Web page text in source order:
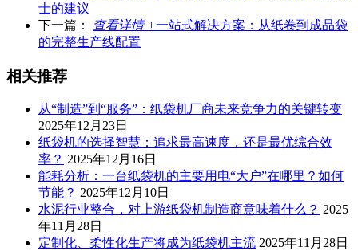
士的建议
下一篇：
查看详情 +一站式解决方案：从纸卷到成品袋
的完整生产线配置
相关推荐
从“制造”到“服务”：纸袋机厂商未来竞争力的关键转变
2025年12月23日
纸袋机的选择智慧：追求最高速度，还是最优综合效
率？ 2025年12月16日
能耗分析：一台纸袋机的主要用电“大户”在哪里？如何
节能？ 2025年12月10日
水泥行业整合，对上游纸袋机制造商意味着什么？ 2025
年11月28日
定制化、柔性化生产将成为纸袋机主流 2025年11月28日